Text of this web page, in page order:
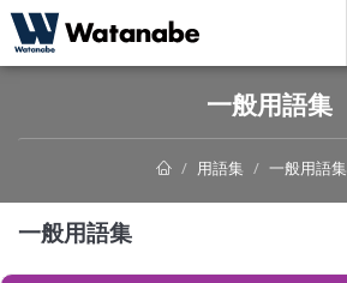
一般用語集
用語集 一般用語集
一般用語集